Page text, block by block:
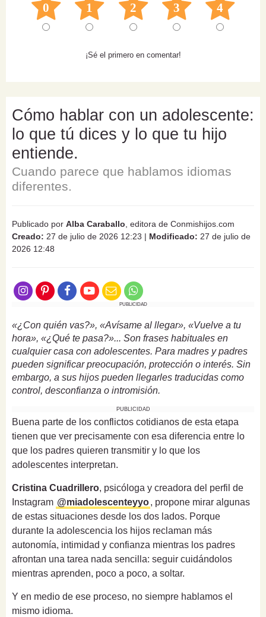
0 1 2 3 4
¡Sé el primero en comentar!
Cómo hablar con un adolescente:
lo que tú dices y lo que tu hijo
entiende.
Cuando parece que hablamos idiomas
diferentes.
Publicado por Alba Caraballo , editora de Conmishijos.com
Creado: 27 de julio de 2026 12:23 | Modificado: 27 de julio de
2026 12:48
PUBLICIDAD
«¿Con quién vas?», «Avísame al llegar», «Vuelve a tu
hora», «¿Qué te pasa?»... Son frases habituales en
cualquier casa con adolescentes. Para madres y padres
pueden significar preocupación, protección o interés. Sin
embargo, a sus hijos pueden llegarles traducidas como
control, desconfianza o intromisión.
PUBLICIDAD
Buena parte de los conflictos cotidianos de esta etapa
tienen que ver precisamente con esa diferencia entre lo
que los padres quieren transmitir y lo que los
adolescentes interpretan.
Cristina Cuadrillero, psicóloga y creadora del perfil de
Instagram @miadolescenteyyo, propone mirar algunas
de estas situaciones desde los dos lados. Porque
durante la adolescencia los hijos reclaman más
autonomía, intimidad y confianza mientras los padres
afrontan una tarea nada sencilla: seguir cuidándolos
mientras aprenden, poco a poco, a soltar.
Y en medio de ese proceso, no siempre hablamos el
mismo idioma.